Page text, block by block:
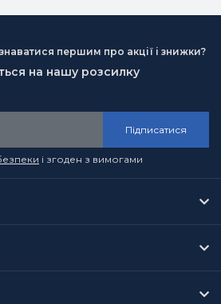
першим про акції і знижки?
на нашу розсилку
Підписатися
і згоден з вимогами